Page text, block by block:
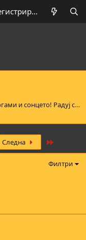
Регистрирај се
Ја сврте Европа за една година, а богами и сонцето! Радуј се исландски народе, таа слави роденден!
Следна
Филтри